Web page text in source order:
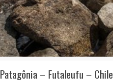
Patagônia – Futaleufu – Chile